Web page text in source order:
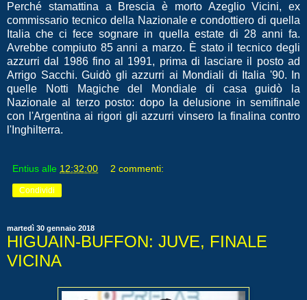
Perché stamattina a Brescia è morto Azeglio Vicini, ex
commissario tecnico della Nazionale e condottiero di quella
Italia che ci fece sognare in quella estate di 28 anni fa.
Avrebbe compiuto 85 anni a marzo. È stato il tecnico degli
azzurri dal 1986 fino al 1991, prima di lasciare il posto ad
Arrigo Sacchi. Guidò gli azzurri ai Mondiali di Italia '90. In
quelle Notti Magiche del Mondiale di casa guidò la
Nazionale al terzo posto: dopo la delusione in semifinale
con l'Argentina ai rigori gli azzurri vinsero la finalina contro
l'Inghilterra.
Entius alle 12:32:00 2 commenti:
Condividi
martedì 30 gennaio 2018
HIGUAIN-BUFFON: JUVE, FINALE
VICINA